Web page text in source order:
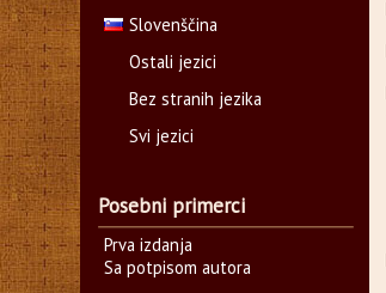
Slovenščina
Ostali jezici
Bez stranih jezika
Svi jezici
Posebni primerci
Prva izdanja
Sa potpisom autora